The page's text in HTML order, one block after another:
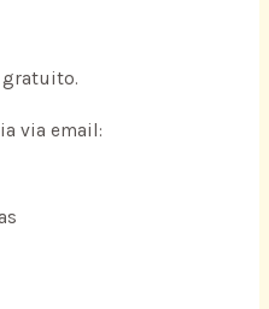
gratuito.
via email: